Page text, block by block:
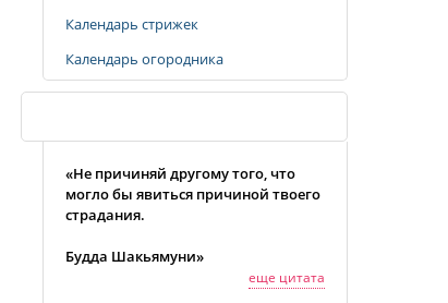
Календарь стрижек
Календарь огородника
«Не причиняй другому того, что
могло бы явиться причиной твоего
страдания.
Будда Шакьямуни»
еще цитата